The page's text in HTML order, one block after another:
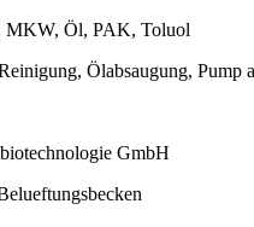
MKW, Öl, PAK, Toluol
Ölabsaugung, Pump
GmbH